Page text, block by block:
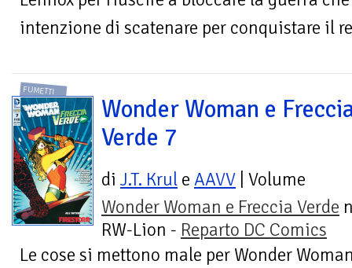
intenzione di scatenare per conquistare il
FUMETTI
Wonder Woman e
Verde 7
di J.T. Krul e AAVV | Volume
Wonder Woman e Freccia Verde
RW-Lion - Reparto DC Comics
Le cose si mettono male per Wonder